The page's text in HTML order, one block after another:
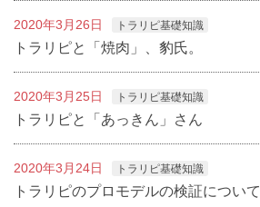
2020年3月26日 トラリピ基礎知識
トラリピと「焼肉」、豹氏。
2020年3月25日 トラリピ基礎知識
トラリピと「あっきん」さん
2020年3月24日 トラリピ基礎知識
トラリピのプロモデルの検証について